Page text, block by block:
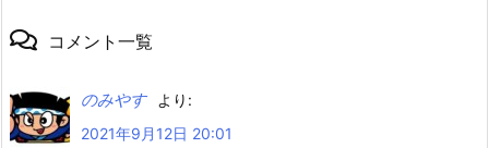
コメント一覧
のみやす
より:
2021年9月12日 20:01